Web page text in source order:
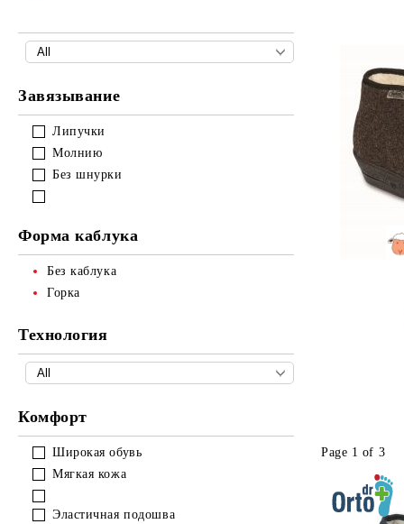
Завязывание
Липучки
Молнию
Без шнурки
Форма каблука
Без каблука
Горка
Технология
Комфорт
Широкая обувь
Мягкая кожа
Эластичная подошва
Page 1 of 3